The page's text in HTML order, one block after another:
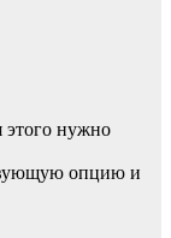
этого нужно
опцию и